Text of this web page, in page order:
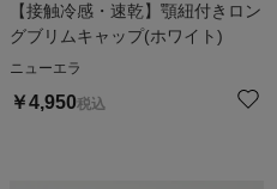
【接触冷感・速乾】顎紐付きロン
グブリムキャップ(ホワイト)
ニューエラ
￥4,950税込